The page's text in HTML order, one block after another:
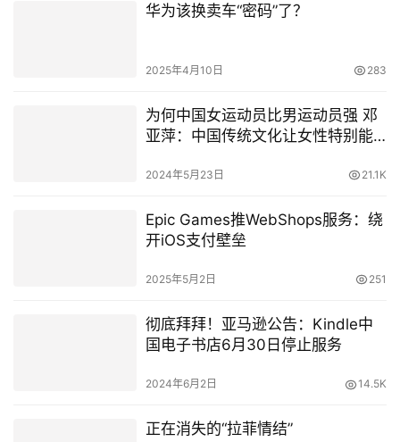
华为该换卖车“密码”了？
2025年4月10日 283
为何中国女运动员比男运动员强 邓
亚萍：中国传统文化让女性特别能
2024年5月23日 21.1K
Epic Games推WebShops服务：绕
开iOS支付壁垒
2025年5月2日 251
彻底拜拜！亚马逊公告：Kindle中
国电子书店6月30日停止服务
2024年6月2日 14.5K
正在消失的“拉菲情结”